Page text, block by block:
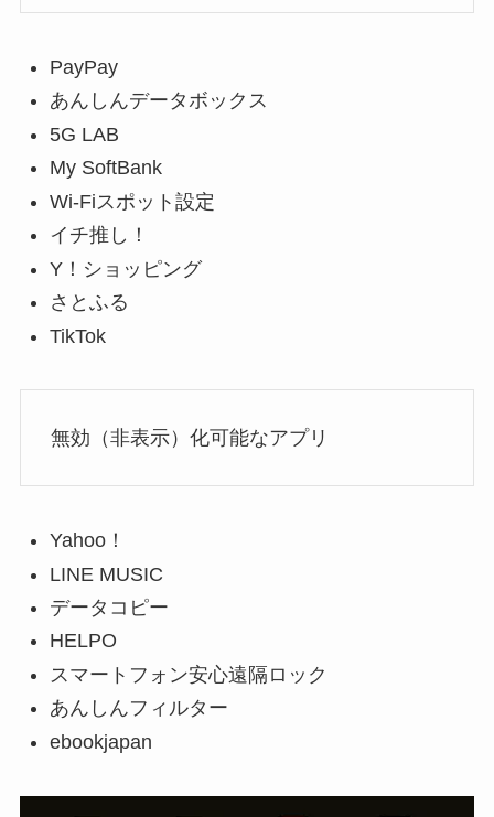
PayPay
あんしんデータボックス
5G LAB
My SoftBank
Wi-Fiスポット設定
イチ推し！
Y！ショッピング
さとふる
TikTok
無効（非表示）化可能なアプリ
Yahoo！
LINE MUSIC
データコピー
HELPO
スマートフォン安心遠隔ロック
あんしんフィルター
ebookjapan